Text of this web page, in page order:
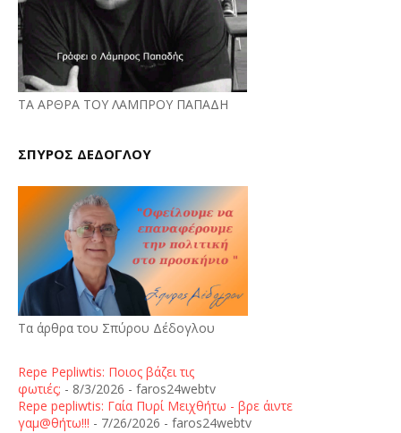
ΤΑ ΑΡΘΡΑ ΤΟΥ ΛΑΜΠΡΟΥ ΠΑΠΑΔΗ
ΣΠΥΡΟΣ ΔΕΔΟΓΛΟΥ
Τα άρθρα του Σπύρου Δέδογλου
Repe Pepliwtis: Ποιος βάζει τις
φωτιές; - 8/3/2026 - faros24webtv
Repe pepliwtis: Γαία Πυρί Μειχθήτω - βρε άιντε
γαμ@θήτω!!! - 7/26/2026 - faros24webtv